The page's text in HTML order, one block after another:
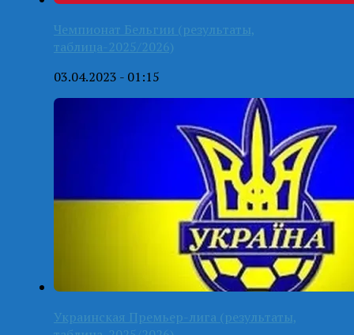
Чемпионат Бельгии (результаты,
таблица-2025/2026)
03.04.2023 - 01:15
Украинская Премьер-лига (результаты,